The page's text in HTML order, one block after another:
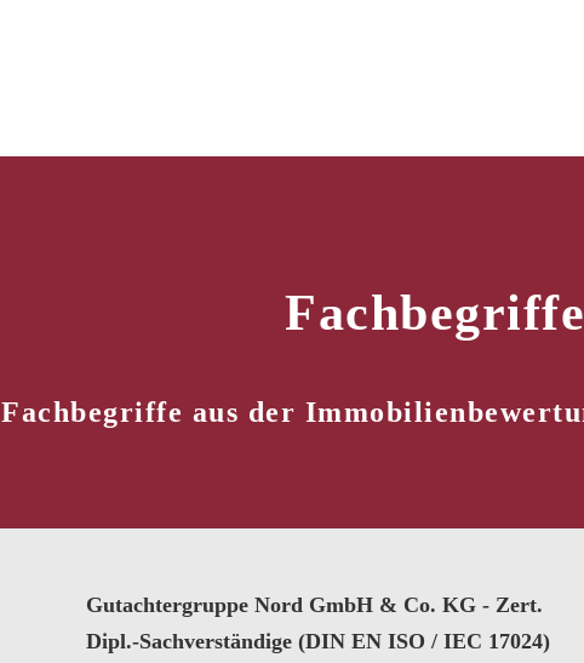
Fachbegriffe aus der
Gutachtergruppe Nord GmbH & Co. KG - Zert.
Dipl.-Sachverständige (DIN EN ISO / IEC 17024)